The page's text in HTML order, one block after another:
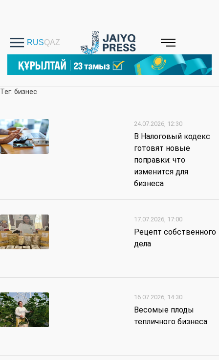
Тег: бизнес
24.07.2026, 12:30
В Налоговый кодекс
готовят новые
поправки: что
изменится для
бизнеса
17.07.2026, 17:00
Рецепт собственного
дела
16.07.2026, 14:30
Весомые плоды
тепличного бизнеса